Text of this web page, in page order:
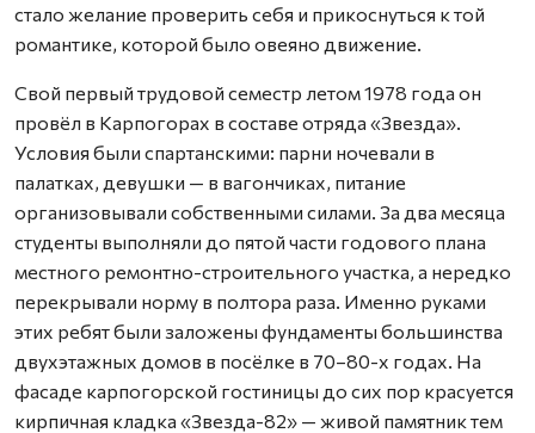
стало желание проверить себя и прикоснуться к той
романтике, которой было овеяно движение.
Свой первый трудовой семестр летом 1978 года он
провёл в Карпогорах в составе отряда «Звезда».
Условия были спартанскими: парни ночевали в
палатках, девушки — в вагончиках, питание
организовывали собственными силами. За два месяца
студенты выполняли до пятой части годового плана
местного ремонтно-строительного участка, а нередко
перекрывали норму в полтора раза. Именно руками
этих ребят были заложены фундаменты большинства
двухэтажных домов в посёлке в 70–80-х годах. На
фасаде карпогорской гостиницы до сих пор красуется
кирпичная кладка «Звезда-82» — живой памятник тем